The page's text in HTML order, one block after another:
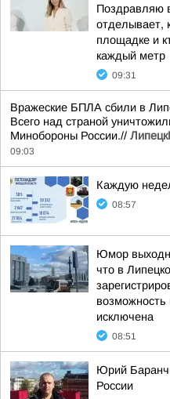
Поздравляю
отделывает,
площадке и
каждый метр
09:31
Вражеские БПЛА сбили в
Всего над страной
Минобороны России.//
09:03
Каждую
08:57
Юмор
что в
возможность
исключена
08:51
Юрий
России